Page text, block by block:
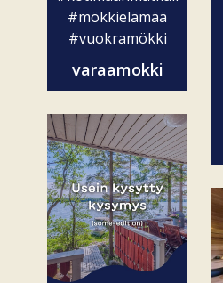
#mökkielämää
#vuokramökki
varaamokki